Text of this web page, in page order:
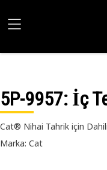
5P-9957: İç
Cat® Nihai Tahrik için
Marka: Cat